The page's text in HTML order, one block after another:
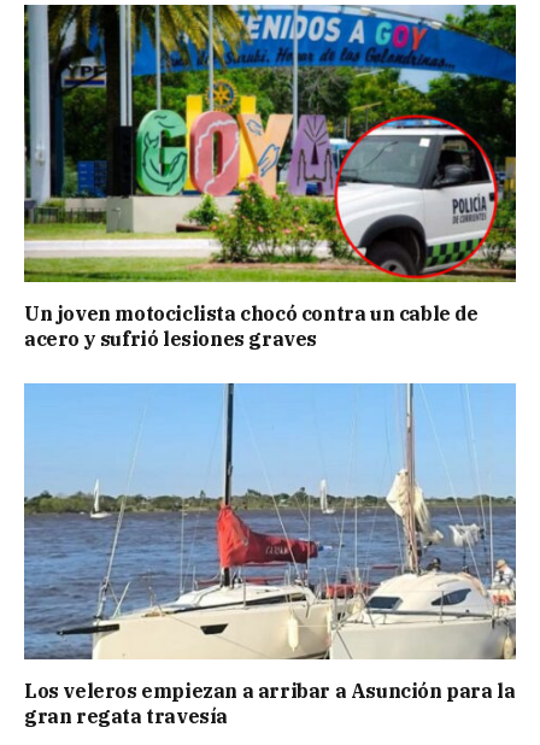
Un joven motociclista chocó contra un cable de
acero y sufrió lesiones graves
Los veleros empiezan a arribar a Asunción para la
gran regata travesía